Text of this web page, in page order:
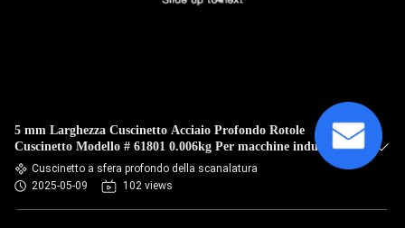
5 mm Larghezza Cuscinetto Acciaio Profondo Rotole
Cuscinetto Modello # 61801 0.006kg Per macchine industriali
Cuscinetto a sfera profondo della scanalatura
2025-05-09
102 views